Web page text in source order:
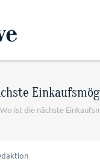
Wo ist die nächste